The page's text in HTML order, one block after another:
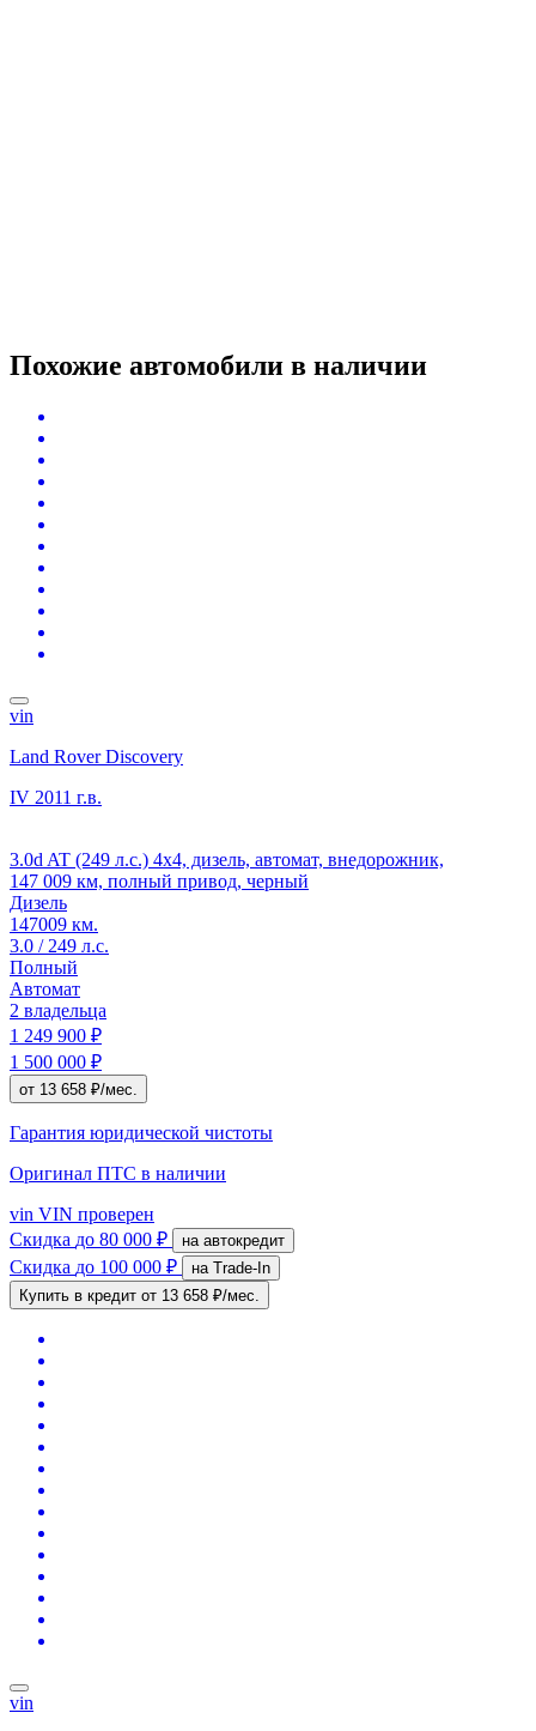
Похожие автомобили в наличии
vin
Land Rover Discovery
IV 2011 г.в.
3.0d AT (249 л.с.) 4x4, дизель, автомат, внедорожник,
147 009 км, полный привод, черный
Дизель
147009 км.
3.0 / 249 л.с.
Полный
Автомат
2 владельца
1 249 900 ₽
1 500 000 ₽
от 13 658 ₽/мес.
Гарантия юридической чистоты
Оригинал ПТС в наличии
vin VIN проверен
Скидка до 80 000 ₽ на автокредит
Скидка до 100 000 ₽
на Trade-In
Купить в кредит от 13 658 ₽/мес.
vin